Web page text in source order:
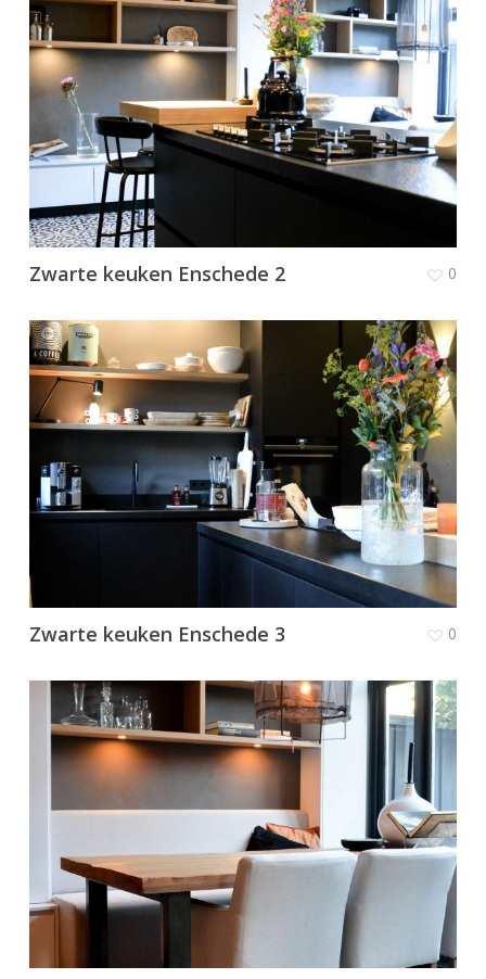
Zwarte keuken Enschede 2 0
Zwarte keuken Enschede 3 0